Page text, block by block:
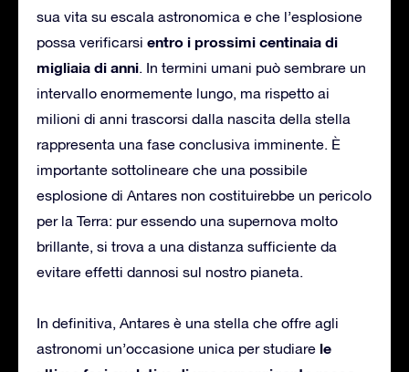
sua vita su escala astronomica e che l’esplosione
possa verificarsi entro i prossimi centinaia di
migliaia di anni. In termini umani può sembrare un
intervallo enormemente lungo, ma rispetto ai
milioni di anni trascorsi dalla nascita della stella
rappresenta una fase conclusiva imminente. È
importante sottolineare che una possibile
esplosione di Antares non costituirebbe un pericolo
per la Terra: pur essendo una supernova molto
brillante, si trova a una distanza sufficiente da
evitare effetti dannosi sul nostro pianeta.
In definitiva, Antares è una stella che offre agli
astronomi un’occasione unica per studiare le